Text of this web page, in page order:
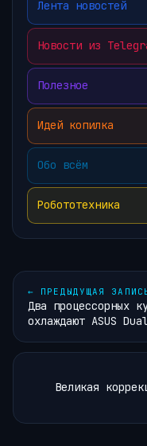
Лента новостей
Новости из
Полезное
Идей копилка
Обо всём
Робототехника
← ПРЕДЫДУЩАЯ
Два процессорных
охлаждают ASUS
Великая